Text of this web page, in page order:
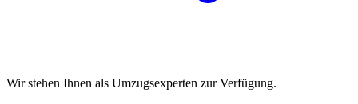
Wir stehen Ihnen als Umzugsexperten zur Verfügung.